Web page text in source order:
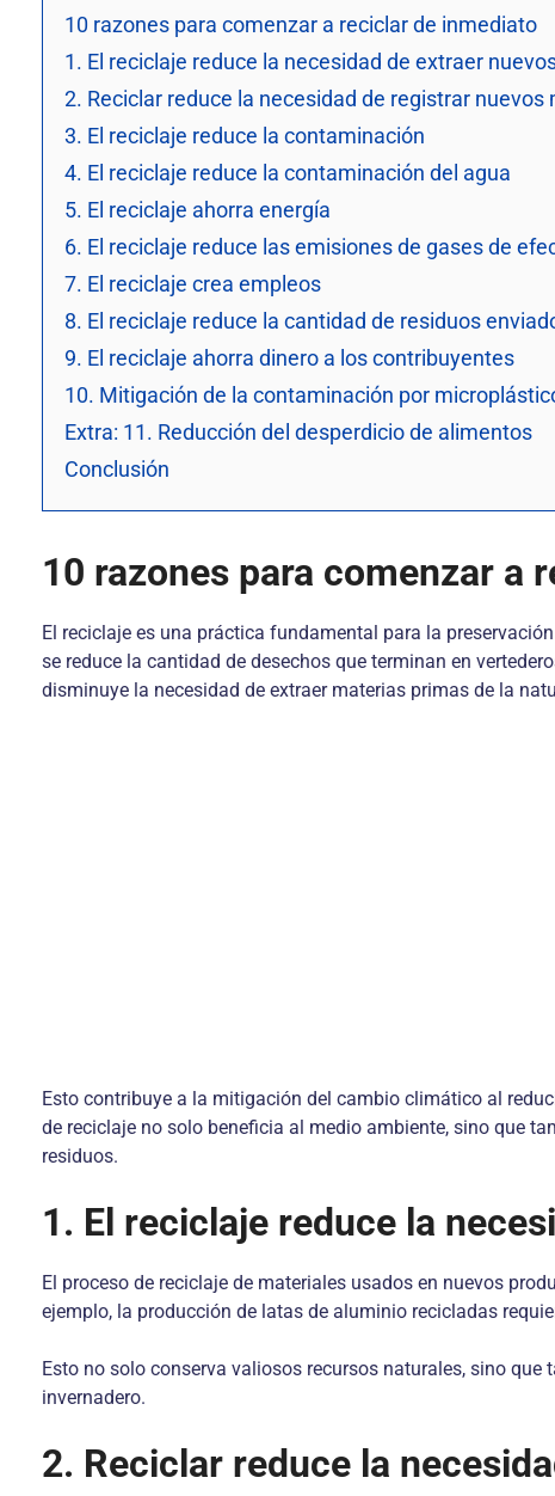
10 razones para comenzar a reciclar de inmediato
1. El reciclaje reduce la necesidad de extraer
2. Reciclar reduce la necesidad de registrar nuevos
3. El reciclaje reduce la contaminación
4. El reciclaje reduce la contaminación del agua
5. El reciclaje ahorra energía
6. El reciclaje reduce las emisiones de gases de
7. El reciclaje crea empleos
8. El reciclaje reduce la cantidad de residuos
9. El reciclaje ahorra dinero a los contribuyentes
10. Mitigación de la contaminación por
Extra: 11. Reducción del desperdicio de alimentos
Conclusión
10 razones para comenzar a
El reciclaje es una práctica fundamental para la
se reduce la cantidad de desechos que terminan en
disminuye la necesidad de extraer materias primas de la
Esto contribuye a la mitigación del cambio climático al
de reciclaje no solo beneficia al medio ambiente, sino que
residuos.
1. El reciclaje reduce la
El proceso de reciclaje de materiales usados en nuevos
ejemplo, la producción de latas de aluminio recicladas
Esto no solo conserva valiosos recursos naturales, sino
invernadero.
2. Reciclar reduce la